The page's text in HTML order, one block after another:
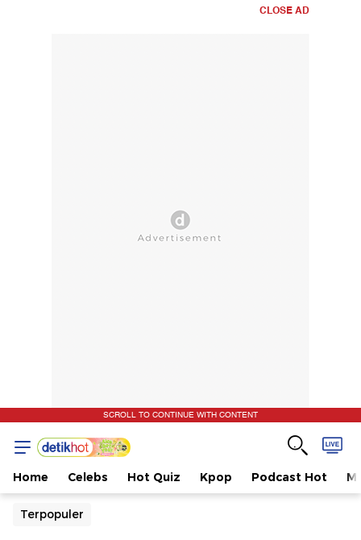
CLOSE AD
SCROLL TO CONTINUE WITH CONTENT
Home Celebs Hot Quiz Kpop Podcast Hot
Terpopuler